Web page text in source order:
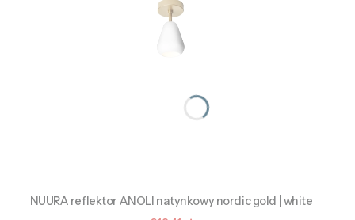
NUURA reflektor ANOLI natynkowy nordic gold | white